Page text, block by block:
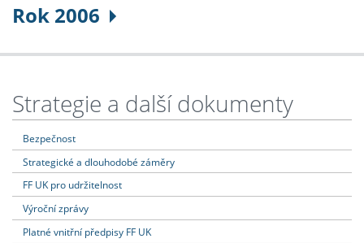
Rok 2006
Strategie a další dokumenty
Bezpečnost
Strategické a dlouhodobé záměry
FF UK pro udržitelnost
Výroční zprávy
Platné vnitřní předpisy FF UK